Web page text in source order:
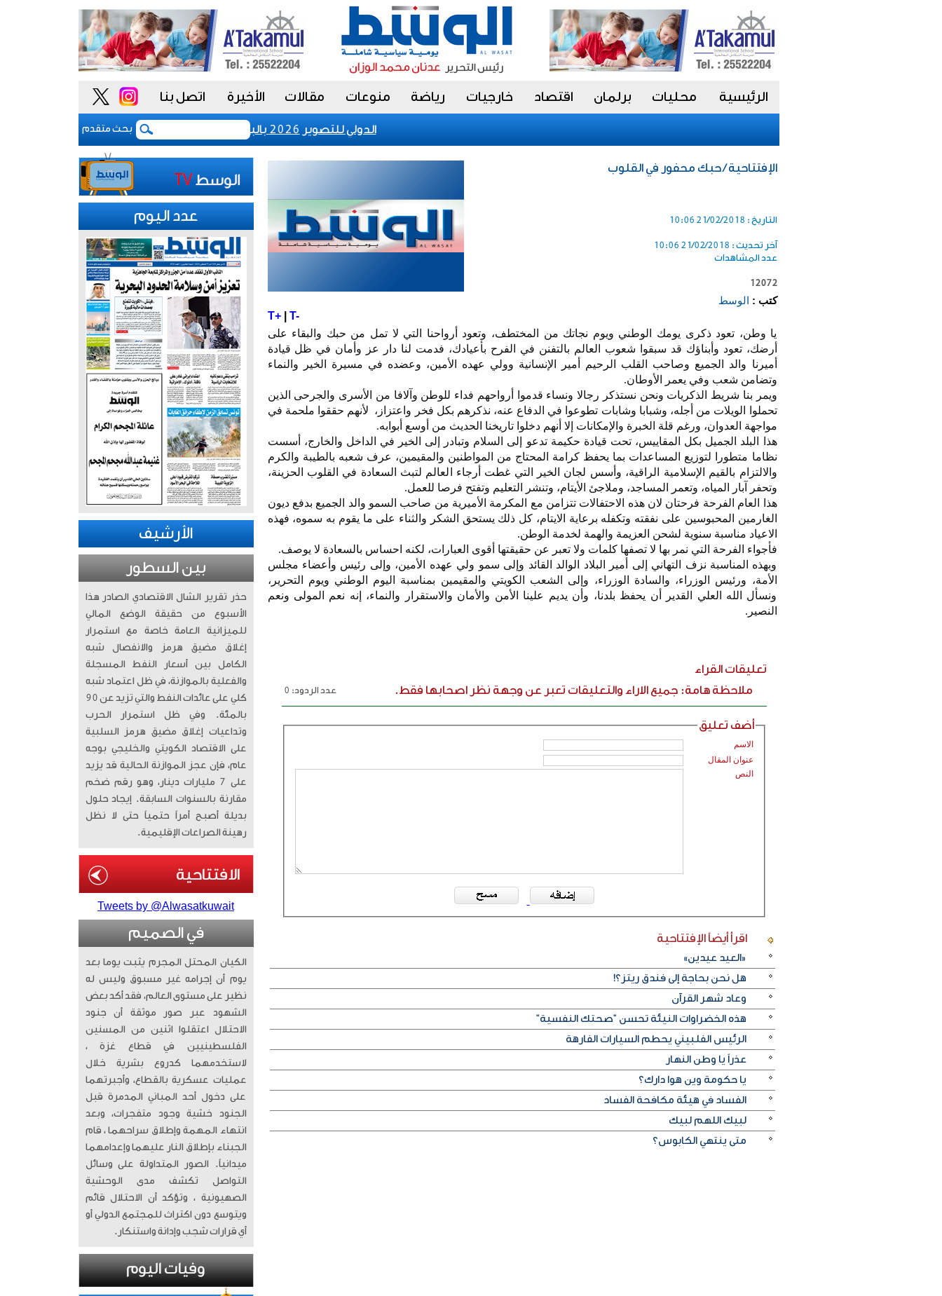
الرئيسية محليات برلمان اقتصاد خارجيات رياضة منوعات مقالات الأخيرة اتصل بنا
بحث متقدم الكويت تحقق إنجازا عالميا في بينالي fiap الدولي للتصوير 2026 بالبرازيل رفع رسوم تسجيل شركات نظم
الإفتتاحية / حبك محفور في القلوب
التاريخ : 21/02/2018 10:06
آخر تحديث : 21/02/2018 10:06
عدد المشاهدات
12072
كتب : الوسط
T+| T-
يا وطن، تعود ذكرى يومك الوطني ويوم نجاتك من المختطف، وتعود أرواحنا التي لا تمل من حبك والبقاء على
أرضك، تعود وأبناؤك قد سبقوا شعوب العالم بالتفنن في الفرح بأعيادك، فدمت لنا دار عز وأمان في ظل قيادة
أميرنا والد الجميع وصاحب القلب الرحيم أمير الإنسانية وولي عهده الأمين، وعضده في مسيرة الخير والنماء
وتضامن شعب وفي يعمر الأوطان.
ويمر بنا شريط الذكريات ونحن نستذكر رجالا ونساء قدموا أرواحهم فداء للوطن وآلافا من الأسرى والجرحى الذين
تحملوا الويلات من أجله، وشبابا وشابات تطوعوا في الدفاع عنه، نذكرهم بكل فخر واعتزاز، لأنهم حققوا ملحمة في
مواجهة العدوان، ورغم قلة الخبرة والإمكانات إلا أنهم دخلوا تاريخنا الحديث من أوسع أبوابه.
هذا البلد الجميل بكل المقاييس، تحت قيادة حكيمة تدعو إلى السلام وتبادر إلى الخير في الداخل والخارج، أسست
نظاما متطورا لتوزيع المساعدات بما يحفظ كرامة المحتاج من المواطنين والمقيمين، عرف شعبه بالطيبة والكرم
والالتزام بالقيم الإسلامية الراقية، وأسس لجان الخير التي غطت أرجاء العالم لتبث السعادة في القلوب الحزينة،
وتحفر آبار المياه، وتعمر المساجد، وملاجئ الأيتام، وتنشر التعليم وتفتح فرصا للعمل.
هذا العام الفرحة فرحتان لان هذه الاحتفالات تتزامن مع المكرمة الأميرية من صاحب السمو والد الجميع بدفع ديون
الغارمين المحبوسين على نفقته وتكفله برعاية الايتام، كل ذلك يستحق الشكر والثناء على ما يقوم به سموه، فهذه
الاعياد مناسبة سنوية لشحن العزيمة والهمة لخدمة الوطن.
فأجواء الفرحة التي نمر بها لا تصفها كلمات ولا تعبر عن حقيقتها أقوى العبارات، لكنه احساس بالسعادة لا يوصف.
وبهذه المناسبة نزف التهاني إلى أمير البلاد الوالد القائد وإلى سمو ولي عهده الأمين، وإلى رئيس وأعضاء مجلس
الأمة، ورئيس الوزراء، والسادة الوزراء، وإلى الشعب الكويتي والمقيمين بمناسبة اليوم الوطني ويوم التحرير،
ونسأل الله العلي القدير أن يحفظ بلدنا، وأن يديم علينا الأمن والأمان والاستقرار والنماء، إنه نعم المولى ونعم
النصير.
تعليقات القراء
ملاحظة هامة: جميع الاراء والتعليقات تعبر عن وجهة نظر اصحابها فقط.
عدد الردود: 0
أضف تعليق
الاسم
عنوان المقال
النص
اقرأ أيضاًالإفتتاحية
«العيد عيدين»
هل نحن بحاجة إلى فندق ريتز؟!
وعاد شهر القرآن
هذه الخضراوات النيئة تحسن "صحتك النفسية"
الرئيس الفلبيني يحطم السيارات الفارهة
عذراً يا وطن النهار
يا حكومة وين هوا دارك؟
الفساد في هيئة مكافحة الفساد
لبيك اللهم لبيك
متى ينتهي الكابوس؟
عدد اليوم
الأرشيف
بين السطور
حذر تقرير الشال الاقتصادي الصادر هذا
الأسبوع من حقيقة الوضع المالي
للميزانية العامة خاصة مع استمرار
إغلاق مضيق هرمز والانفصال شبه
الكامل بين أسعار النفط المسجلة
والفعلية بالموازنة، في ظل اعتماد شبه
كلي على عائدات النفط والتي تزيد عن 90
بالمئة. وفي ظل استمرار الحرب
وتداعيات إغلاق مضيق هرمز السلبية
على الاقتصاد الكويتي والخليجي بوجه
عام، فإن عجز الموازنة الحالية قد يزيد
على 7 مليارات دينار، وهو رقم ضخم
مقارنة بالسنوات السابقة. إيجاد حلول
بديلة أصبح أمراً حتمياً حتى لا نظل
رهينة الصراعات الإقليمية.
Tweets by @Alwasatkuwait
في الصميم
الكيان المحتل المجرم يثبت يوما بعد
يوم أن إجرامه غير مسبوق وليس له
نظير على مستوى العالم، فقد أكد بعض
الشهود عبر صور موثقة أن جنود
الاحتلال اعتقلوا اثنين من المسنين
الفلسطينيين في قطاع غزة ،
لاستخدمهما كدروع بشرية خلال
عمليات عسكرية بالقطاع، وأجبرتهما
على دخول أحد المباني المدمرة قبل
الجنود خشية وجود متفجرات، وبعد
انتهاء المهمة وإطلاق سراحهما ، قام
الجبناء بإطلاق النار عليهما وإعدامهما
ميدانياً. الصور المتداولة على وسائل
التواصل تكشف مدى الوحشية
الصهيونية ، وتؤكد أن الاحتلال قائم
ويتوسع دون اكتراث للمجتمع الدولي أو
أي قرارات شجب وإدانة واستنكار.